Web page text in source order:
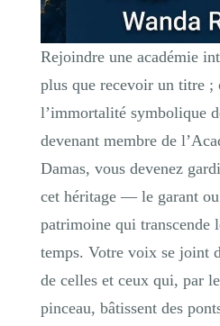
Rejoindre une académie
plus que recevoir un titre ;
l’immortalité symbolique
devenant membre de
Damas, vous devenez
cet héritage — le garant
patrimoine qui transcende
temps. Votre voix se joint
de celles et ceux qui, par
pinceau, bâtissent des